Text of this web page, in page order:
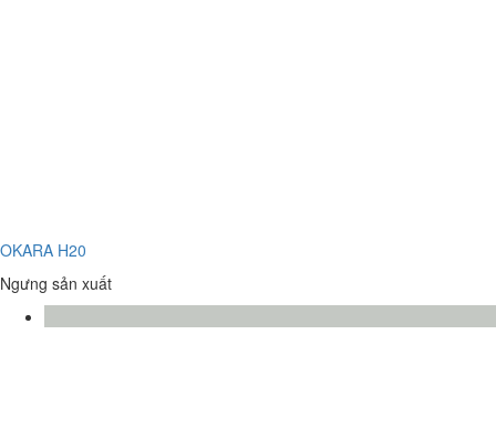
OKARA H20
Ngưng sản xuất